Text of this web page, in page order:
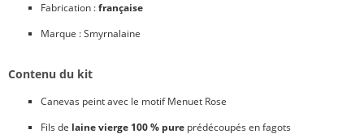
Fabrication :française
Marque : Smyrnalaine
Contenu du kit
Canevas peint avec le motif Menuet Rose
Fils de laine vierge 100 % pure prédécoupés en fagots